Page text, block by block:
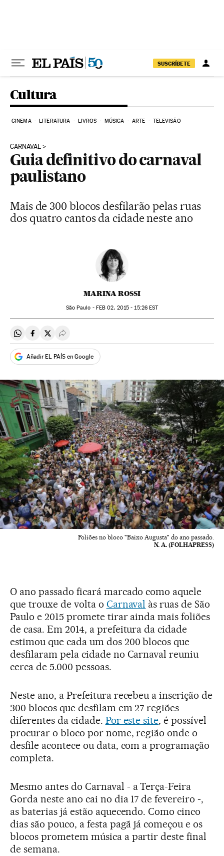
SUSCRÍBETE
Cultura
CINEMA LITERATURA LIVROS MÚSICA ARTE TELEVISÃO
CARNAVAL
Guia definitivo do carnaval
paulistano
Mais de 300 blocos desfilarão pelas ruas
dos quatro cantos da cidade neste ano
MARINA ROSSI
São Paulo - FEB 02, 2015 - 15:26EST
Compartir en Whatsapp
Compartir en Facebook
Compartir en Twitter
Desplegar Redes Sociales
Añadir EL PAÍS en Google
Foliões no bloco "Baixo Augusta" do ano passado.
N. A. (FOLHAPRESS)
O ano passado ficará marcado como aquele
que trouxe de volta o Carnaval às ruas de São
Paulo e 2015 promete tirar ainda mais foliões
de casa. Em 2014, a prefeitura da cidade
estimou que cada um dos 200 blocos que
desfilaram pela cidade no Carnaval reuniu
cerca de 5.000 pessoas.
Neste ano, a Prefeitura recebeu a inscrição de
300 blocos que desfilam em 27 regiões
diferentes da cidade. Por este site, é possível
procurar o bloco por nome, região onde o
desfile acontece ou data, com a programação
completa.
Mesmo antes do Carnaval - a Terça-Feira
Gorda neste ano cai no dia 17 de fevereiro -,
as baterias já estão aquecendo. Como cinco
dias são pouco, a festa pagã já começou e os
blocos prometem música a partir deste final
de semana.